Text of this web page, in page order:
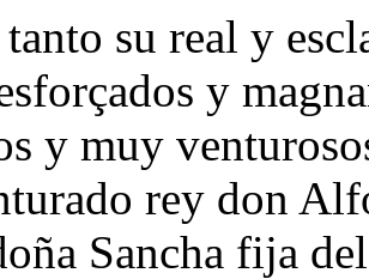
su real y
y
y muy
rey don
Sancha fija